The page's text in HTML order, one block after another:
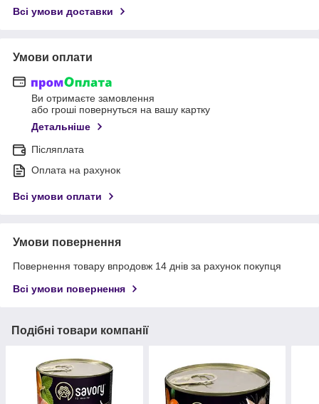
Всі умови доставки
Умови оплати
Ви отримаєте замовлення
або гроші повернуться на вашу картку
Детальніше
Післяплата
Оплата на рахунок
Всі умови оплати
Умови повернення
Повернення товару впродовж 14 днів за рахунок покупця
Всі умови повернення
Подібні товари компанії